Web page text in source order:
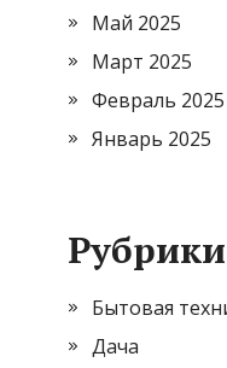
Май 2025
Март 2025
Февраль 2025
Январь 2025
Рубрики
Бытовая
Дача